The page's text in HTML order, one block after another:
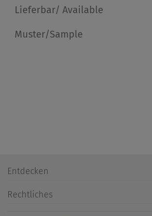
Lieferbar/ Available
Muster/Sample
Entdecken
Öffnungszeiten
Rechtliches